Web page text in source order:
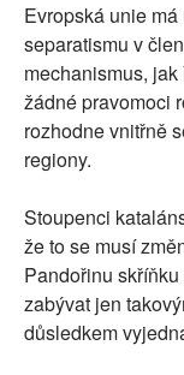
Evropská unie
separatismu v
mechanismus,
žádné pravomoci
rozhodne vnitřně
regiony.
Stoupenci
že to se musí
Pandořinu
zabývat jen
důsledkem